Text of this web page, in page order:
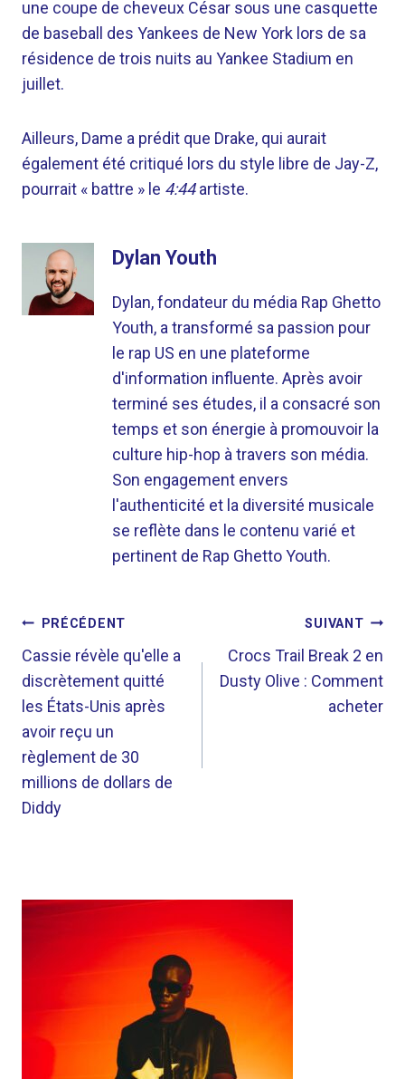
une coupe de cheveux César sous une casquette
de baseball des Yankees de New York lors de sa
résidence de trois nuits au Yankee Stadium en
juillet.
Ailleurs, Dame a prédit que Drake, qui aurait
également été critiqué lors du style libre de Jay-Z,
pourrait « battre » le 4:44artiste.
Dylan Youth
Dylan, fondateur du média Rap Ghetto
Youth, a transformé sa passion pour
le rap US en une plateforme
d'information influente. Après avoir
terminé ses études, il a consacré son
temps et son énergie à promouvoir la
culture hip-hop à travers son média.
Son engagement envers
l'authenticité et la diversité musicale
se reflète dans le contenu varié et
pertinent de Rap Ghetto Youth.
NAVIGATION
DE
L’ARTICLE
PRÉCÉDENT
Cassie révèle qu'elle a
discrètement quitté
les États-Unis après
avoir reçu un
règlement de 30
millions de dollars de
Diddy
SUIVANT
Crocs Trail Break 2 en
Dusty Olive : Comment
acheter